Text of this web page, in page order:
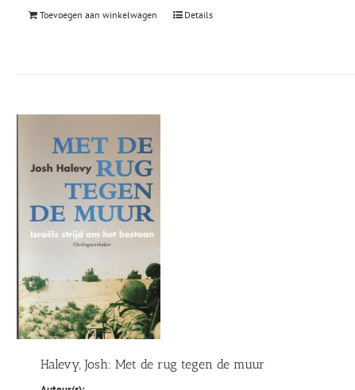
Toevoegen aan winkelwagen Details
Halevy, Josh: Met de rug tegen de muur